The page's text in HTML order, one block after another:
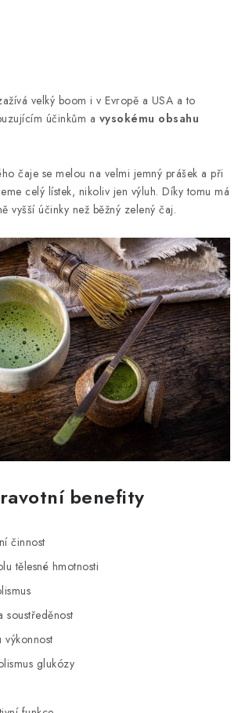
velký boom i v Evropě a USA a to
účinkům a vysokému obsahu
čaje se melou na velmi jemný prášek a při
celý lístek, nikoliv jen výluh. Díky tomu má
vyšší účinky než běžný zelený čaj.
benefity
činnost
tělesné hmotnosti
soustředěnost
výkonnost
glukózy